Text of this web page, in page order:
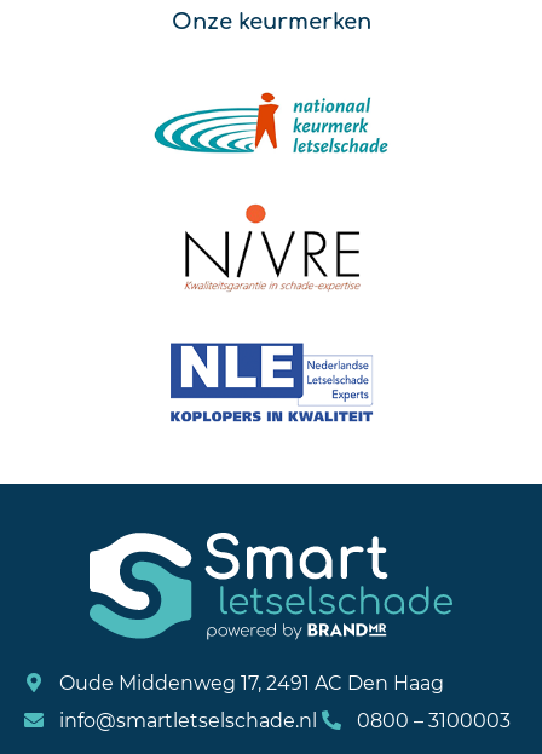
Onze keurmerken
Oude Middenweg 17, 2491 AC Den Haag
info@smartletselschade.nl
0800 – 3100003